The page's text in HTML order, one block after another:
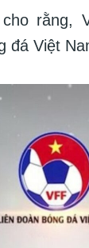
rằng,
đá Việt